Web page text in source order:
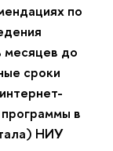
по
месяцев до
сроки
в
НИУ